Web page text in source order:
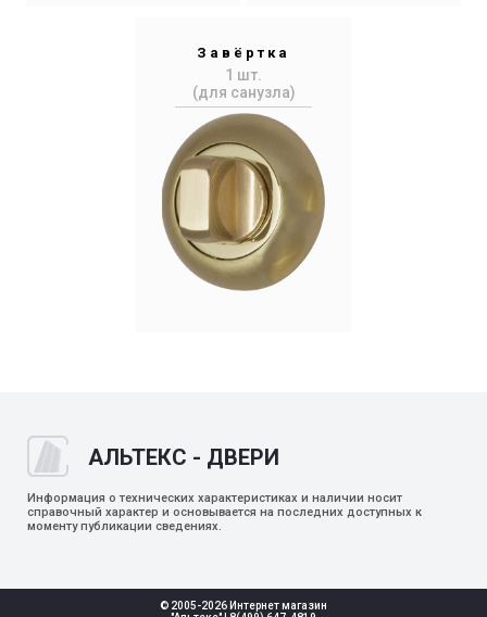
Завёртка
1 шт.
(для санузла)
АЛЬТЕКС - ДВЕРИ
Информация о технических характеристиках и наличии носит
справочный характер и основывается на последних доступных к
моменту публикации сведениях.
© 2005-2026 Интернет магазин